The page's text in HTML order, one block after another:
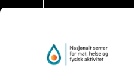
Våre rapporter
Personvern